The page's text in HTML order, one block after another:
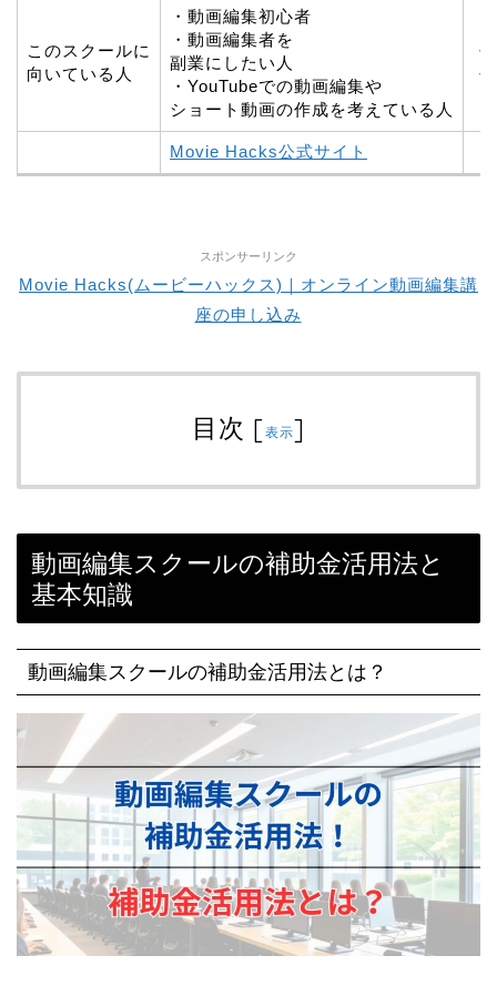
このスクールに
向いている人
・動画編集初心者
・動画編集者を
副業にしたい人
・YouTubeでの動画編集や
ショート動画の作成を考えている人
Movie Hacks公式サイト
スポンサーリンク
Movie Hacks(ムービーハックス)｜オンライン動画編集講
座の申し込み
目次 [表示]
動画編集スクールの補助金活用法と
基本知識
動画編集スクールの補助金活用法とは？